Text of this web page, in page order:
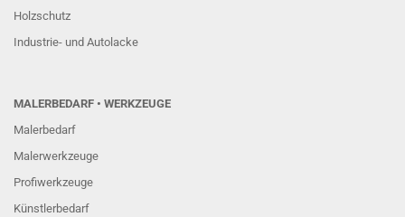
Holzschutz
Industrie- und Autolacke
MALERBEDARF • WERKZEUGE
Malerbedarf
Malerwerkzeuge
Profiwerkzeuge
Künstlerbedarf